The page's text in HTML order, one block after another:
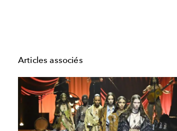
Articles associés